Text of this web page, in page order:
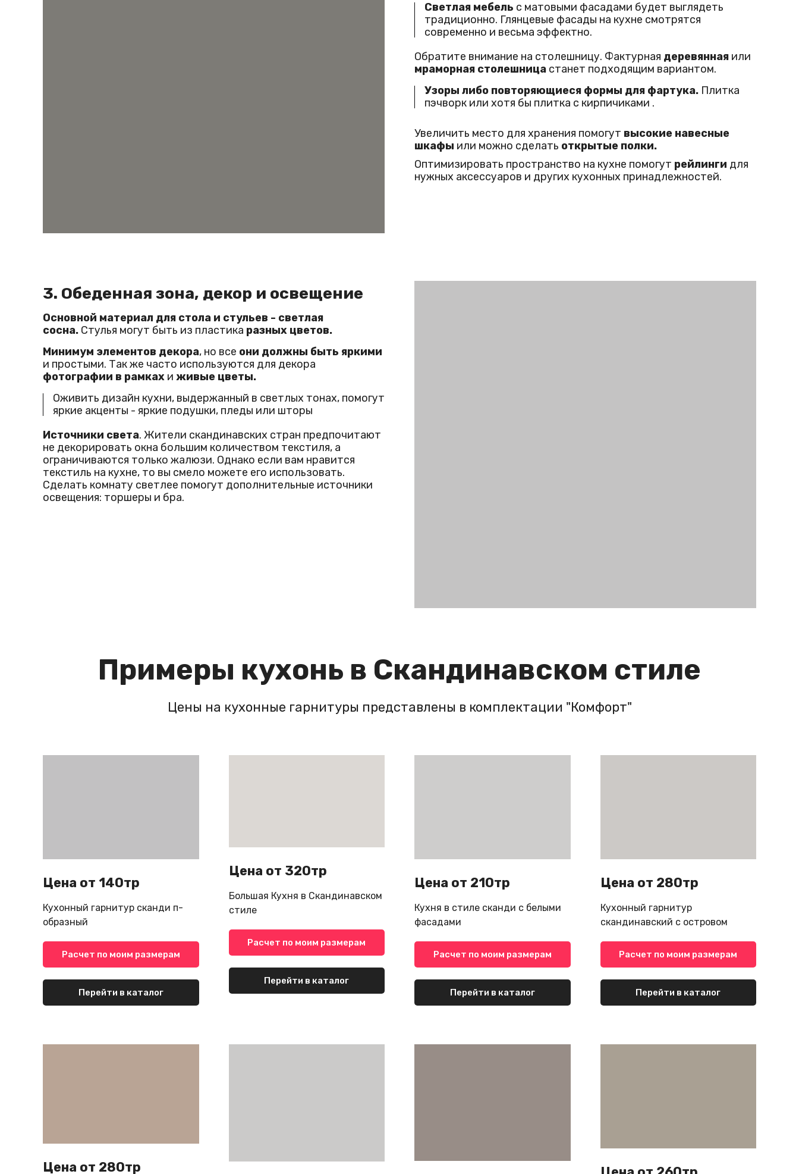
Светлая мебель с матовыми фасадами будет выглядеть
традиционно. Глянцевые фасады на кухне смотрятся
современно и весьма эффектно.
Обратите внимание на столешницу. Фактурная деревянная или
мраморная столешница станет подходящим вариантом.
Узоры либо повторяющиеся формы для фартука. Плитка
пэчворк или хотя бы плитка с кирпичиками .
Увеличить место для хранения помогут высокие навесные
шкафы или можно сделать открытые полки.
Оптимизировать пространство на кухне помогут рейлинги для
нужных аксессуаров и других кухонных принадлежностей.
3. Обеденная зона, декор и освещение
Основной материал для стола и стульев - светлая
сосна. Стулья могут быть из пластика разных цветов.
Минимум элементов декора, но все они должны быть яркими
и простыми. Так же часто используются для декора
фотографии в рамках и живые цветы.
Оживить дизайн кухни, выдержанный в светлых тонах, помогут
яркие акценты - яркие подушки, пледы или шторы
Источники света. Жители скандинавских стран предпочитают
не декорировать окна большим количеством текстиля, а
ограничиваются только жалюзи. Однако если вам нравится
текстиль на кухне, то вы смело можете его использовать.
Сделать комнату светлее помогут дополнительные источники
освещения: торшеры и бра.
Примеры кухонь в Скандинавском стиле
Цены на кухонные гарнитуры представлены в комплектации "Комфорт"
Цена от 140тр
Кухонный гарнитур сканди п-
образный
Расчет по моим размерам
Перейти в каталог
Цена от 320тр
Большая Кухня в Скандинавском
стиле
Расчет по моим размерам
Перейти в каталог
Цена от 210тр
Кухня в стиле сканди с белыми
фасадами
Расчет по моим размерам
Перейти в каталог
Цена от 280тр
Кухонный гарнитур
скандинавский с островом
Расчет по моим размерам
Перейти в каталог
Цена от 280тр